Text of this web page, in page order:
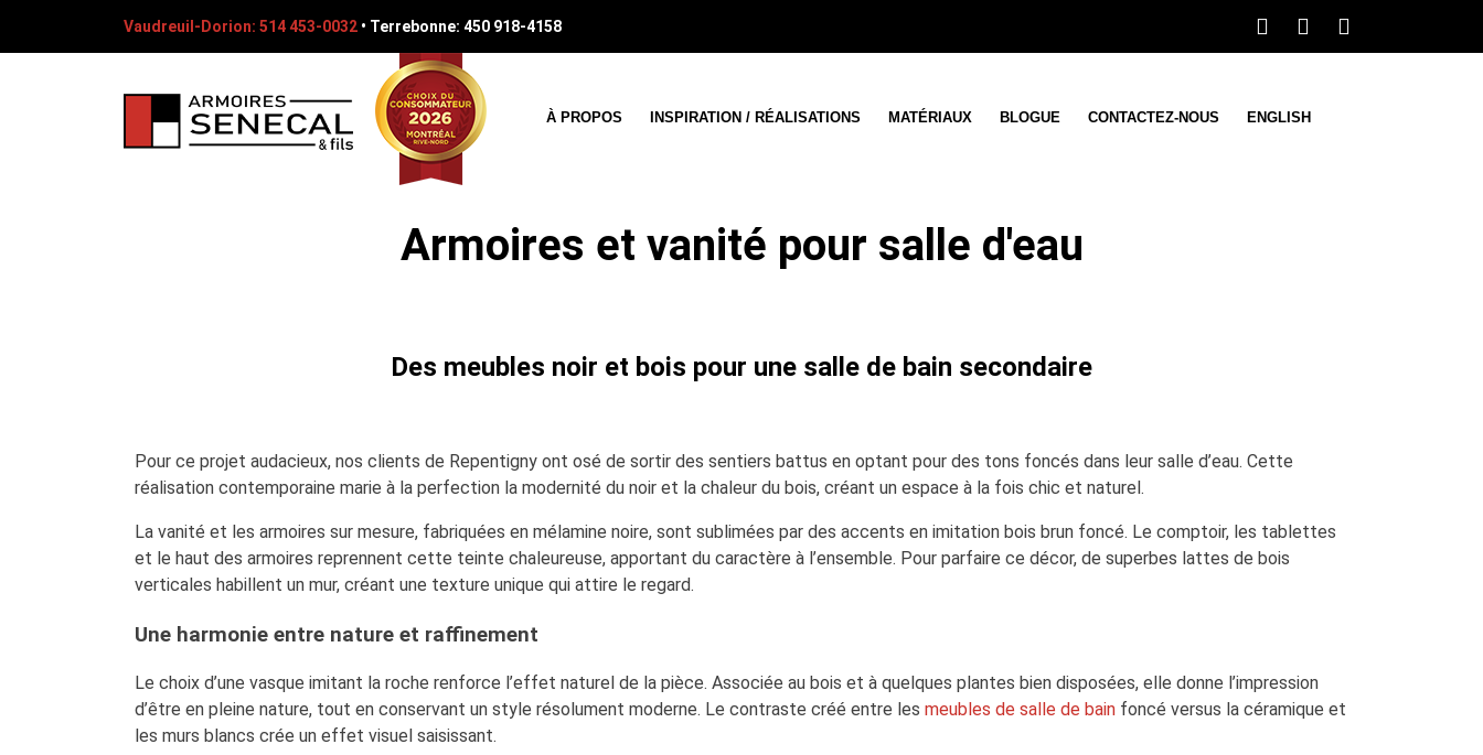
Vaudreuil-Dorion: 514 453-0032 • Terrebonne: 450 918-4158
À PROPOS INSPIRATION / RÉALISATIONS MATÉRIAUX BLOGUE CONTACTEZ-NOUS ENGLISH
Armoires et vanité pour salle d'eau
Des meubles noir et bois pour une salle de bain secondaire
Pour ce projet audacieux, nos clients de Repentigny ont osé de sortir des sentiers battus en optant pour des tons foncés dans leur salle d’eau. Cette
réalisation contemporaine marie à la perfection la modernité du noir et la chaleur du bois, créant un espace à la fois chic et naturel.
La vanité et les armoires sur mesure, fabriquées en mélamine noire, sont sublimées par des accents en imitation bois brun foncé. Le comptoir, les tablettes
et le haut des armoires reprennent cette teinte chaleureuse, apportant du caractère à l’ensemble. Pour parfaire ce décor, de superbes lattes de bois
verticales habillent un mur, créant une texture unique qui attire le regard.
Une harmonie entre nature et raffinement
Le choix d’une vasque imitant la roche renforce l’effet naturel de la pièce. Associée au bois et à quelques plantes bien disposées, elle donne l’impression
d’être en pleine nature, tout en conservant un style résolument moderne. Le contraste créé entre les meubles de salle de bain foncé versus la céramique et
les murs blancs crée un effet visuel saisissant.